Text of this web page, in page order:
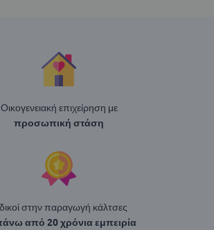
Οικογενειακή επιχείρηση με
προσωπική στάση
στην παραγωγή κάλτσες
από 20 χρόνια εμπειρία